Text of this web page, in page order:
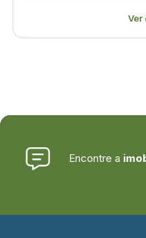
Ver
Encontre a